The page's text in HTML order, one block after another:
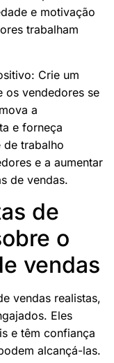
e motivação
trabalham
Crie um
os vendedores se
a
e forneça
trabalho
e a aumentar
de vendas.
de
o
vendas
vendas realistas,
Eles
e têm confiança
alcançá-las.